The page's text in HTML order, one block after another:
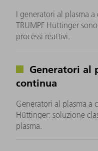
I generatori al plasma
TRUMPF Hüttinger
processi reattivi.
Generatori al
continua
Generatori al plasma a
Hüttinger: soluzione
plasma.